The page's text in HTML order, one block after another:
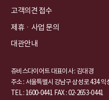
고객의견 접수
제휴ㆍ사업 문의
대관안내
쥬비스다이어트 대표이사 : 김대경
주소 : 서울특별시 강남구 삼성로 434
TEL : 1600-0441 FAX : 02-2653-0441